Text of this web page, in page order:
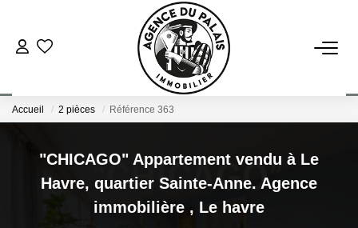
NOS BIENS
ESTIMATION
Accueil 2 pièces Référence 363
"CHICAGO" Appartement vendu à Le
Havre, quartier Sainte-Anne. Agence
immobilière , Le havre